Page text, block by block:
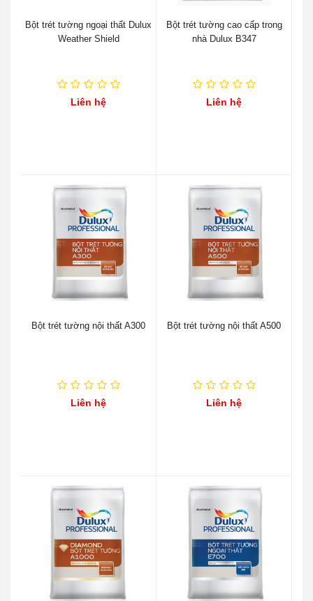
Bột trét tường ngoại thất Dulux
Weather Shield
Liên hệ
Bột trét tường cao cấp trong
nhà Dulux B347
Liên hệ
Bột trét tường nội thất A300
Liên hệ
Bột trét tường nội thất A500
Liên hệ